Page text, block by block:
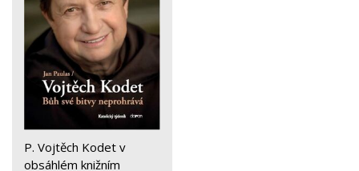
P. Vojtěch Kodet v
obsáhlém knižním